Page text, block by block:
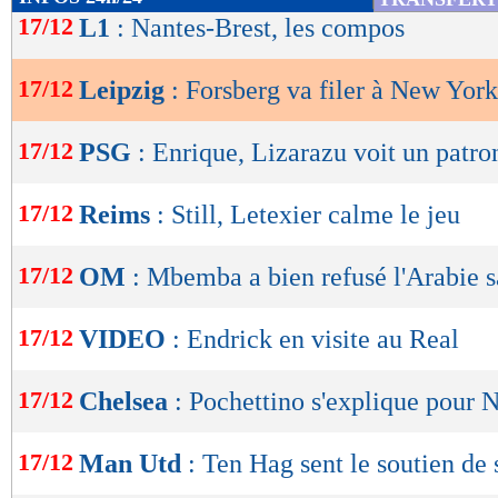
de
OK
17/12 L1 : Nantes-Brest, les compos
17/12 Leipzig : Forsberg va filer à New
17/12 PSG : Enrique, Lizarazu voit un
17/12 Reims : Still, Letexier calme le jeu
17/12 OM : Mbemba a bien refusé l'Arabie
17/12 VIDEO : Endrick en visite au Real
17/12 Chelsea : Pochettino s'explique pour
17/12 Man Utd : Ten Hag sent le soutien de